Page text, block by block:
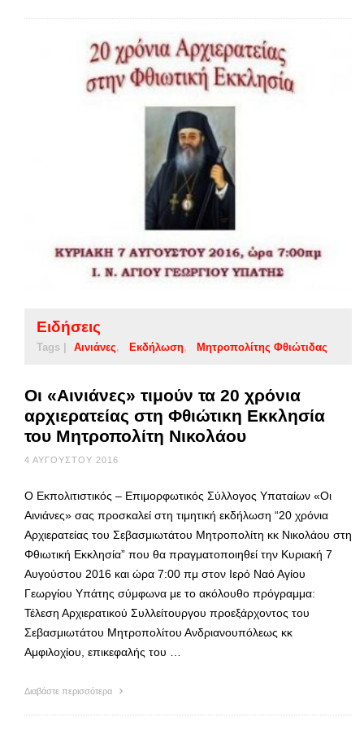
Ειδήσεις
Tags | Αινιάνες Εκδήλωση Μητροπολίτης Φθιώτιδας
Οι «Αινιάνες» τιμούν τα 20 χρόνια
αρχιερατείας στη Φθιώτικη Εκκλησία
του Μητροπολίτη Νικολάου
4 ΑΥΓΟΎΣΤΟΥ 2016
O Εκπολιτιστικός – Επιμορφωτικός Σύλλογος Υπαταίων «Οι
Αινιάνες» σας προσκαλεί στη τιμητική εκδήλωση “20 χρόνια
Αρχιερατείας του Σεβασμιωτάτου Μητροπολίτη κκ Νικολάου στη
Φθιωτική Εκκλησία” που θα πραγματοποιηθεί την Κυριακή 7
Αυγούστου 2016 και ώρα 7:00 πμ στον Ιερό Ναό Αγίου
Γεωργίου Υπάτης σύμφωνα με το ακόλουθο πρόγραμμα:
Τέλεση Αρχιερατικού Συλλείτουργου προεξάρχοντος του
Σεβασμιωτάτου Μητροπολίτου Ανδριανουπόλεως κκ
Αμφιλοχίου, επικεφαλής του …
Διαβάστε περισσότερα